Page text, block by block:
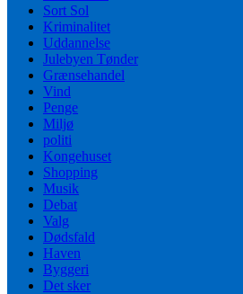
Sort Sol
Kriminalitet
Uddannelse
Julebyen Tønder
Grænsehandel
Vind
Penge
Miljø
politi
Kongehuset
Shopping
Musik
Debat
Valg
Dødsfald
Haven
Byggeri
Det sker